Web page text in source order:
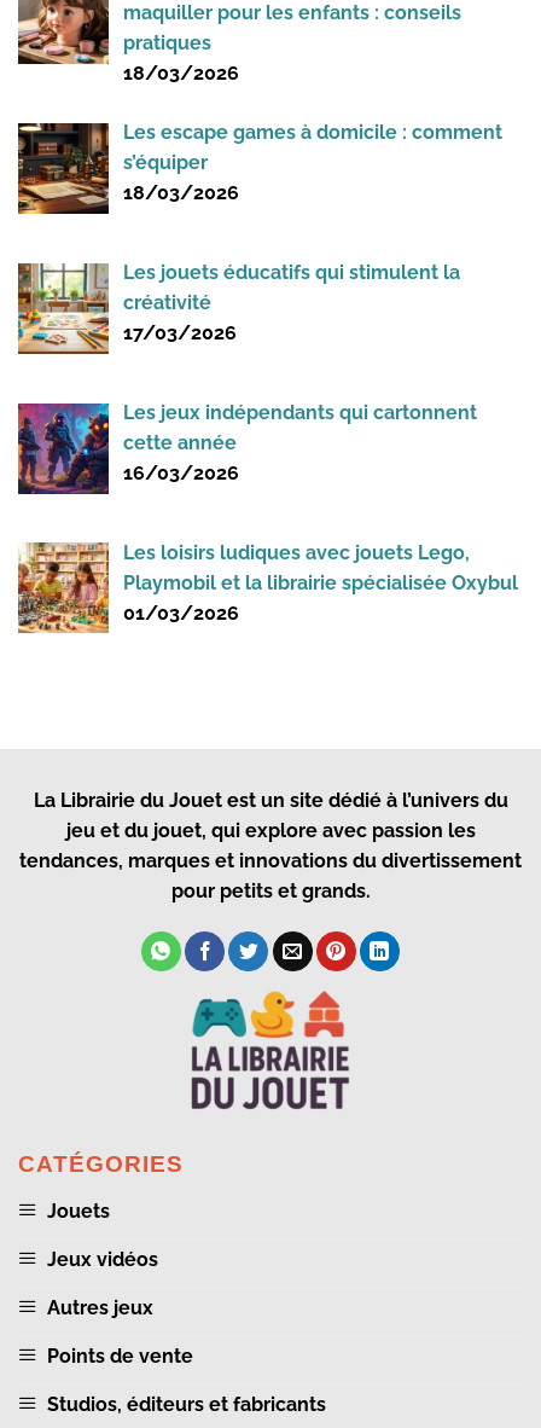
maquiller pour les enfants : conseils
pratiques
18/03/2026
Les escape games à domicile : comment
s’équiper
18/03/2026
Les jouets éducatifs qui stimulent la
créativité
17/03/2026
Les jeux indépendants qui cartonnent
cette année
16/03/2026
Les loisirs ludiques avec jouets Lego,
Playmobil et la librairie spécialisée Oxybul
01/03/2026
La Librairie du Jouetest un site dédié à l’univers du
jeu et du jouet, qui explore avec passion les
tendances, marques et innovations du divertissement
pour petits et grands.
CATÉGORIES
Jouets
Jeux vidéos
Autres jeux
Points de vente
Studios, éditeurs et fabricants